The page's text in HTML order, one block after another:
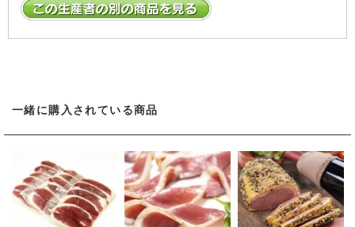
一緒に購入されている商品